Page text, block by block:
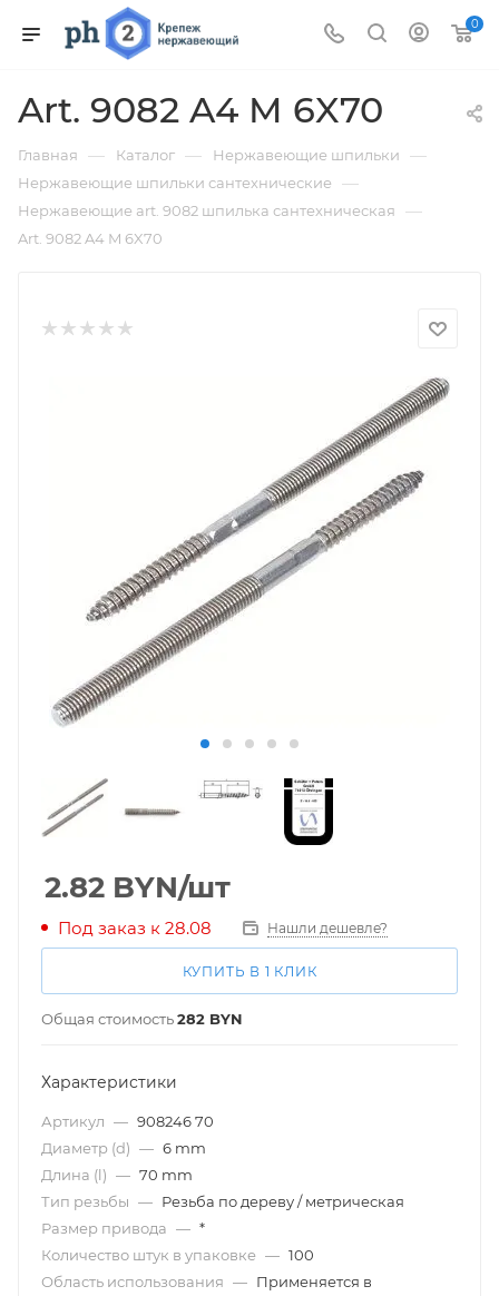
0
Art. 9082 A4 M 6X70
Главная — Каталог — Нержавеющие шпильки —
Нержавеющие шпильки сантехнические —
Нержавеющие art. 9082 шпилька сантехническая —
Art. 9082 A4 M 6X70
2.82 BYN/шт
Под заказ к 28.08 Нашли дешевле?
КУПИТЬ В 1 КЛИК
Общая стоимость282 BYN
Характеристики
Артикул — 908246 70
Диаметр (d) — 6 mm
Длина (l) — 70 mm
Тип резьбы — Резьба по дереву / метрическая
Размер привода — *
Количество штук в упаковке — 100
Область использования — Применяется в